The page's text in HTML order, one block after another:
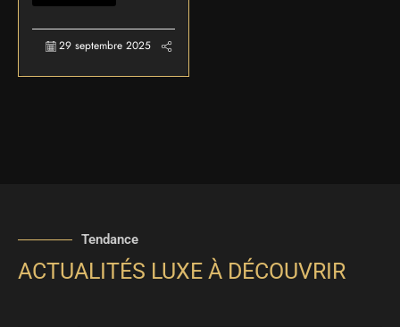
29 septembre 2025
Tendance
ACTUALITÉS LUXE À DÉCOUVRIR